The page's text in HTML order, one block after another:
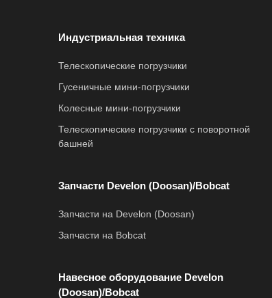
Индустриальная техника
Телескопические погрузчики
Гусеничные мини-погрузчики
Колесные мини-погрузчики
Телескопические погрузчики с поворотной
башней
Запчасти Develon (Doosan)/Bobcat
Запчасти на Develon (Doosan)
Запчасти на Bobcat
Навесное оборудование Develon
(Doosan)/Bobcat